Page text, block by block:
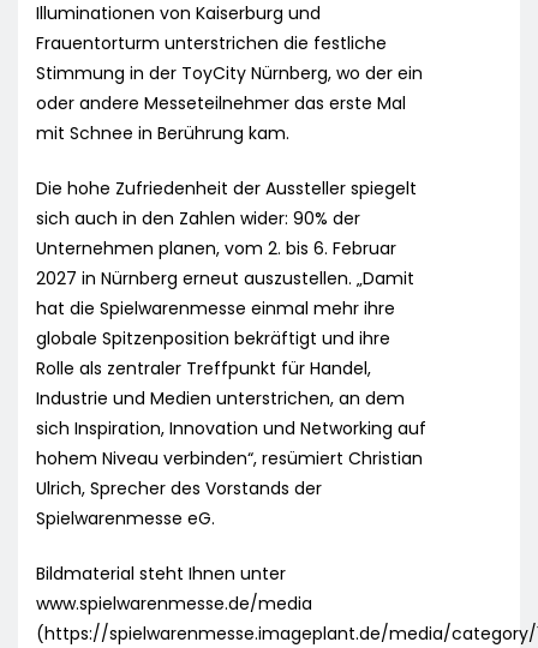
Illuminationen von Kaiserburg und
Frauentorturm unterstrichen die festliche
Stimmung in der ToyCity Nürnberg, wo der ein
oder andere Messeteilnehmer das erste Mal
mit Schnee in Berührung kam.
Die hohe Zufriedenheit der Aussteller spiegelt
sich auch in den Zahlen wider: 90% der
Unternehmen planen, vom 2. bis 6. Februar
2027 in Nürnberg erneut auszustellen. „Damit
hat die Spielwarenmesse einmal mehr ihre
globale Spitzenposition bekräftigt und ihre
Rolle als zentraler Treffpunkt für Handel,
Industrie und Medien unterstrichen, an dem
sich Inspiration, Innovation und Networking auf
hohem Niveau verbinden“, resümiert Christian
Ulrich, Sprecher des Vorstands der
Spielwarenmesse eG.
Bildmaterial steht Ihnen unter
www.spielwarenmesse.de/media
(https://spielwarenmesse.imageplant.de/media/category/